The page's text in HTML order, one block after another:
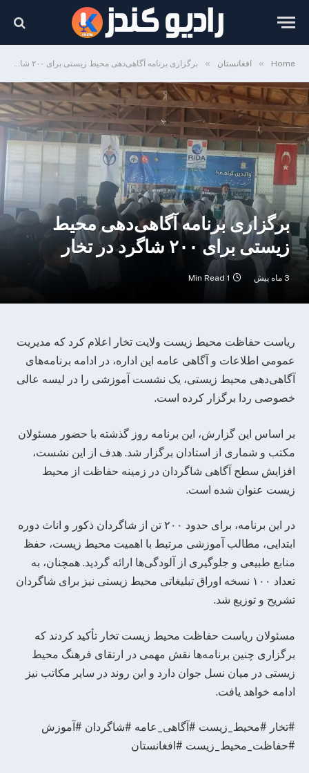
Home
» افغانستان » برگزاری برنامه آگاهی‌دهی محیط زیستی برای ۲۰۰ شاگرد در تخار
برگزاری برنامه آگاهی‌دهی محیط
زیستی برای ۲۰۰ شاگرد در تخار
3 ماه پیش 1 Min Read
ریاست حفاظت محیط زیست ولایت تخار اعلام کرد که مدیریت
عمومی اطلاعات و آگاهی عامه این اداره، در ادامه برنامه‌های
آگاهی‌دهی محیط زیستی، یک نشست آموزشی را در لیسه عالی
خصوصی ردا برگزار کرده است.
بر اساس این گزارش، این برنامه روز گذشته با حضور مسئولان
مکتب و شماری از استادان برگزار شد. هدف از این نشست،
افزایش سطح آگاهی شاگردان در زمینه حفاظت از محیط
زیست عنوان شده است.
در این برنامه، برای حدود ۲۰۰ تن از شاگردان ذکور و اناث دوره
ابتدایی، مطالب آموزشی مرتبط با اهمیت محیط زیست، حفظ
منابع طبیعی و جلوگیری از آلودگی‌ها ارائه گردید. همچنان، به
تعداد ۱۰۰ نسخه اوراق تبلیغاتی محیط زیستی نیز برای شاگردان
تشریح و توزیع شد.
مسئولان ریاست حفاظت محیط زیست تخار تأکید کردند که
برگزاری چنین برنامه‌ها نقش مهمی در ارتقای فرهنگ محیط
زیستی در میان نسل جوان دارد و این روند در سایر مکاتب نیز
ادامه خواهد یافت.
#تخار #محیط_زیست #آگاهی_عامه #شاگردان #آموزش
#حفاظت_محیط_زیست #افغانستان